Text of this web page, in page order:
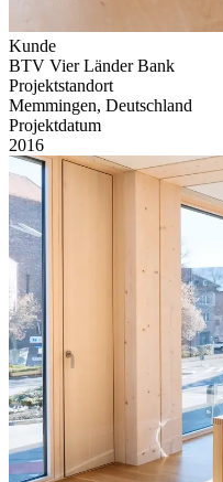
Kunde
BTV Vier Länder Bank
Projektstandort
Memmingen, Deutschland
Projektdatum
2016